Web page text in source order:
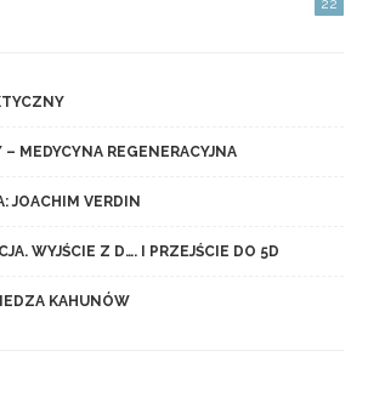
22
MEDYCYNA REGENERACYJNA
JOACHIM VERDIN
WYJŚCIE Z D…. I PRZEJŚCIE DO 5D
KAHUNÓW